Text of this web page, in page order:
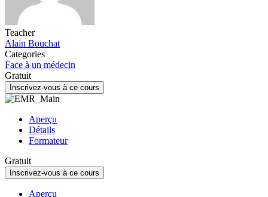
Teacher
Alain Bouchat
Categories
Face à un médecin
Gratuit
Inscrivez-vous à ce cours
Aperçu
Détails
Formateur
Gratuit
Inscrivez-vous à ce cours
Aperçu